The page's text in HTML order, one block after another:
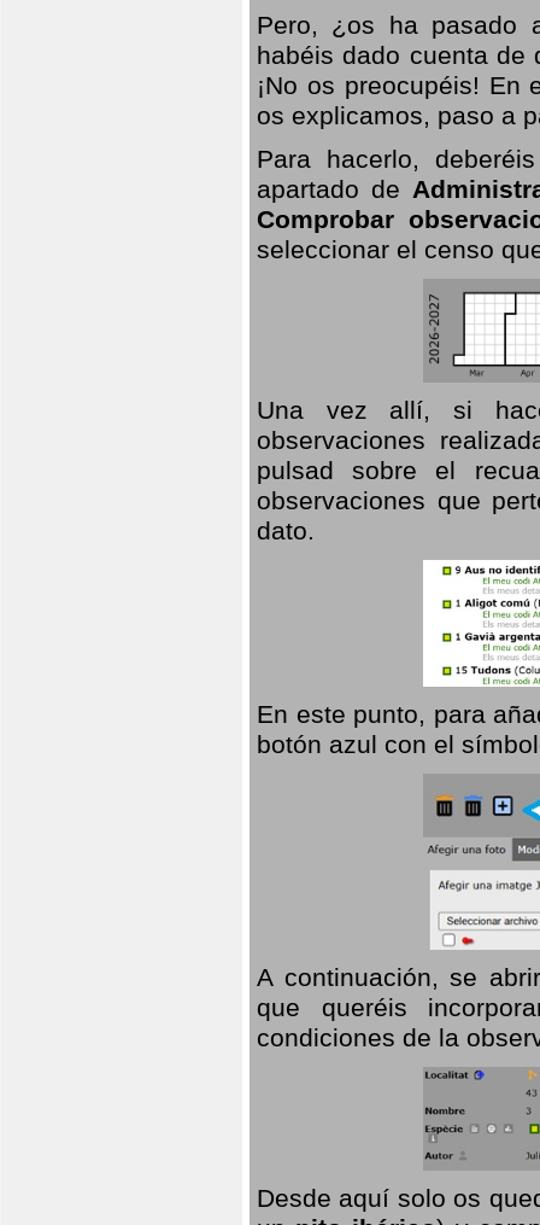
Pero, ¿os ha pasado
habéis dado cuenta de
¡No os preocupéis!
os explicamos, paso a
Para hacerlo,
apartado de
Comprobar
seleccionar el censo
Una vez allí, si
observaciones
pulsad sobre el
observaciones que
dato.
En este punto, para
botón azul con el
A continuación, se
que queréis
condiciones de la
Desde aquí solo os